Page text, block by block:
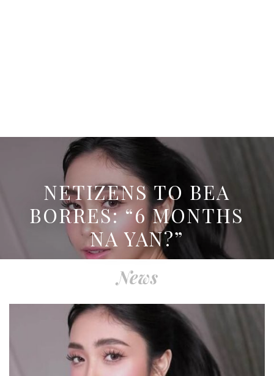
NETIZENS TO BEA
BORRES: “6 MONTHS
NA YAN?”
News